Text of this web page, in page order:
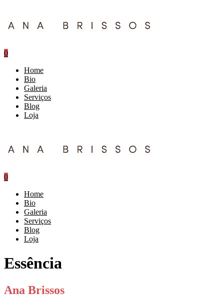
0
Home
Bio
Galeria
Serviços
Blog
Loja
0
Home
Bio
Galeria
Serviços
Blog
Loja
Essência
Ana Brissos